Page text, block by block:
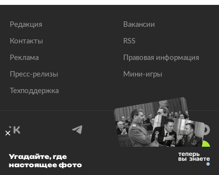
Редакция
Контакты
Реклама
Пресс-релизы
Техподдержка
Вакансии
RSS
Правовая информация
Мини-игры
© 1999–2026 Все права защищены.
Угадайте, где
настоящее фото